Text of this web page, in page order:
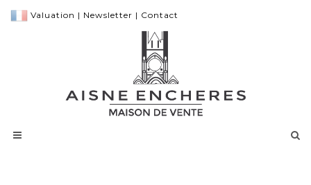
Valuation | Newsletter | Contact